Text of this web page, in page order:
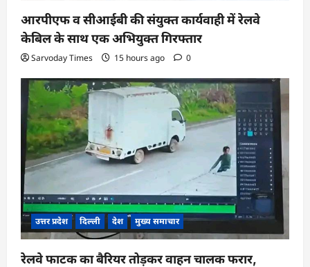
आरपीएफ व सीआईबी की संयुक्त कार्यवाही में रेलवे
केबिल के साथ एक अभियुक्त गिरफ्तार
Sarvoday Times 15 hours ago 0
उत्तर प्रदेश दिल्ली देश मुख्य समाचार
रेलवे फाटक का बैरियर तोड़कर वाहन चालक फरार,